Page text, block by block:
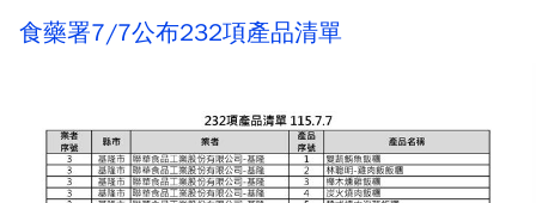
食藥署7/7公布232項產品清單